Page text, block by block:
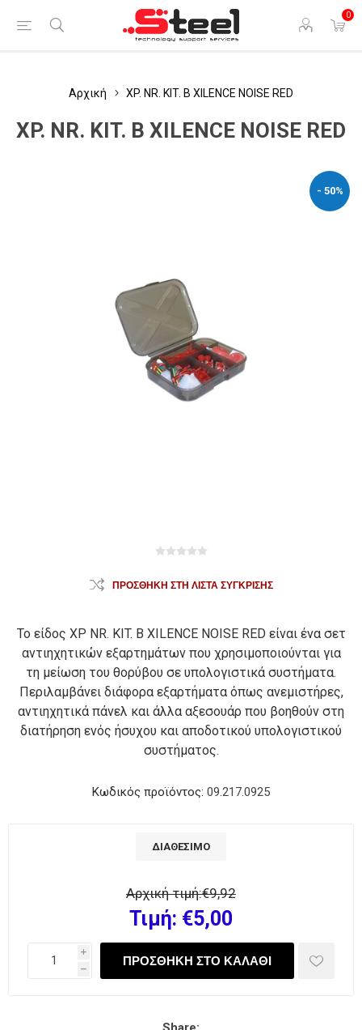
0
Αρχική XP. NR. KIT. B XILENCE NOISE RED
XP. NR. KIT. B XILENCE NOISE RED
- 50%
ΠΡΟΣΘΉΚΗ ΣΤΗ ΛΊΣΤΑ ΣΎΓΚΡΙΣΗΣ
Το είδος XP NR. KIT. B XILENCE NOISE RED είναι ένα σετ
αντιηχητικών εξαρτημάτων που χρησιμοποιούνται για
τη μείωση του θορύβου σε υπολογιστικά συστήματα.
Περιλαμβάνει διάφορα εξαρτήματα όπως ανεμιστήρες,
αντιηχητικά πάνελ και άλλα αξεσουάρ που βοηθούν στη
διατήρηση ενός ήσυχου και αποδοτικού υπολογιστικού
συστήματος.
Κωδικός προϊόντος: 09.217.0925
ΔΙΑΘΈΣΙΜΟ
Αρχική τιμή:€9,92
Τιμή: €5,00
i
h